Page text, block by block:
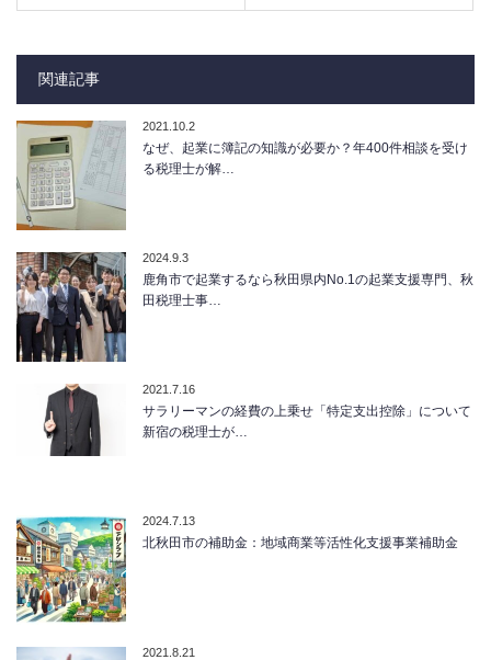
関連記事
2021.10.2
なぜ、起業に簿記の知識が必要か？年400件相談を受け
る税理士が解…
2024.9.3
鹿角市で起業するなら秋田県内No.1の起業支援専門、秋
田税理士事…
2021.7.16
サラリーマンの経費の上乗せ「特定支出控除」について
新宿の税理士が…
2024.7.13
北秋田市の補助金：地域商業等活性化支援事業補助金
2021.8.21